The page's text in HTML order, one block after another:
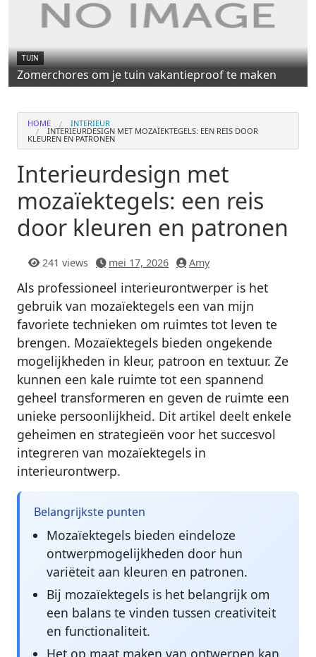
TUIN
Zomerchores om je tuin vakantieproof te maken
HOME INTERIEUR
INTERIEURDESIGN MET MOZAÏEKTEGELS: EEN REIS DOOR
KLEUREN EN PATRONEN
Interieurdesign met
mozaïektegels: een reis
door kleuren en patronen
241 views mei 17, 2026 Amy
Als professioneel interieurontwerper is het
gebruik van mozaïektegels een van mijn
favoriete technieken om ruimtes tot leven te
brengen. Mozaïektegels bieden ongekende
mogelijkheden in kleur, patroon en textuur. Ze
kunnen een kale ruimte tot een spannend
geheel transformeren en geven de ruimte een
unieke persoonlijkheid. Dit artikel deelt enkele
geheimen en strategieën voor het succesvol
integreren van mozaïektegels in
interieurontwerp.
Belangrijkste punten
Mozaïektegels bieden eindeloze
ontwerpmogelijkheden door hun
variëteit aan kleuren en patronen.
Bij mozaïektegels is het belangrijk om
een balans te vinden tussen creativiteit
en functionaliteit.
Het op maat maken van ontwerpen kan